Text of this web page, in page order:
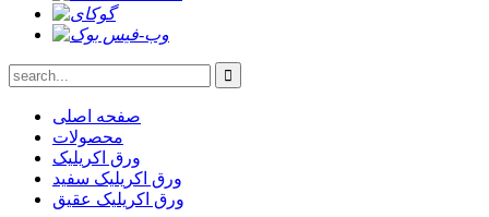
صفحه اصلی
محصولات
ورق اکریلیک
ورق اکریلیک سفید
ورق اکریلیک عقیق